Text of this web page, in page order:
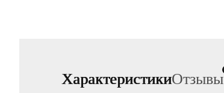
ХарактеристикиОтзывы